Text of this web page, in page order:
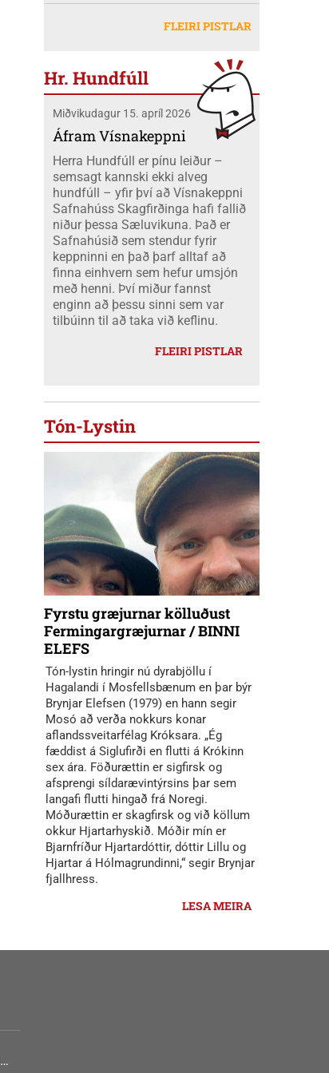
peningum. Væri ekki nær að nota þá
Jóhannesdóttur Mobeck og Kari Elise
Mobeck kl. 15:00. Auk þess verður boðið
Borghildi Óskarsdóttur, Ósk
Vilhjálmsdóttur og Huldu Ragnhildi
Akureyri, dagana 20-26 júlí. Eilífsbúar
létu sig ekki vanta þangað og fóru átta
Við áttum einnig fólk í fjölskyldubúðum,
fengum aukahendur til að aðstoða í
"matartjaldinu" og síðan komu margir úr
félaginu okkar í heimsókn til okkar á
opna deginum. Landsmót skáta er
stærsti viðburður skátahreyfingarinnar
og voru að þessu sinni um 1100
þátttakendur frá fjöldamörgum þjóðum
en flestir af erlendu skátunum komu frá
Kanada eða um 400 skátar.
FLEIRI PISTLAR
Hr. Hundfúll
Miðvikudagur 15. apríl 2026
Áfram Vísnakeppni
Herra Hundfúll er pínu leiður –
semsagt kannski ekki alveg
hundfúll – yfir því að Vísnakeppni
Safnahúss Skagfirðinga hafi fallið
niður þessa Sæluvikuna. Það er
Safnahúsið sem stendur fyrir
keppninni en það þarf alltaf að
finna einhvern sem hefur umsjón
með henni. Því miður fannst
enginn að þessu sinni sem var
tilbúinn til að taka við keflinu.
FLEIRI PISTLAR
Tón-Lystin
Fyrstu græjurnar kölluðust
Fermingargræjurnar / BINNI
ELEFS
Tón-lystin hringir nú dyrabjöllu í
Hagalandi í Mosfellsbænum en þar býr
Brynjar Elefsen (1979) en hann segir
Mosó að verða nokkurs konar
aflandssveitarfélag Króksara. „Ég
fæddist á Siglufirði en flutti á Krókinn
sex ára. Föðurættin er sigfirsk og
afsprengi síldarævintýrsins þar sem
langafi flutti hingað frá Noregi.
Móðurættin er skagfirsk og við köllum
okkur Hjartarhyskið. Móðir mín er
Bjarnfríður Hjartardóttir, dóttir Lillu og
Hjartar á Hólmagrundinni,“ segir Brynjar
fjallhress.
LESA MEIRA